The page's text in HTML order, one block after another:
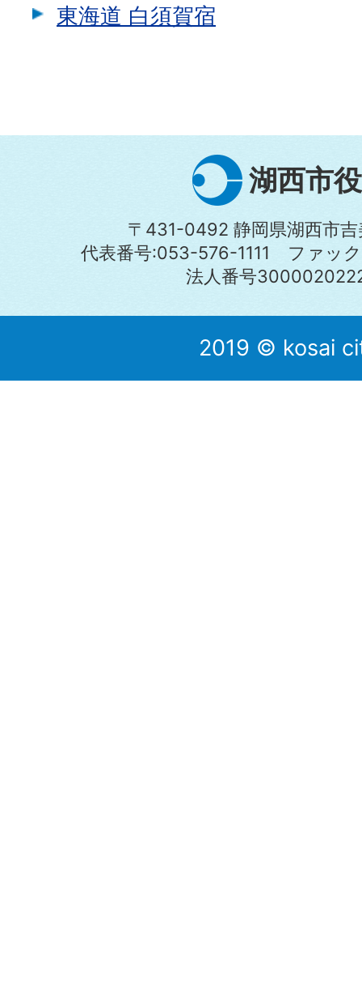
東海道 白須賀宿
湖西市
〒431-0492 静岡県湖西市
代表番号:053-576-1111 ファッ
法人番号
2019 © kosai